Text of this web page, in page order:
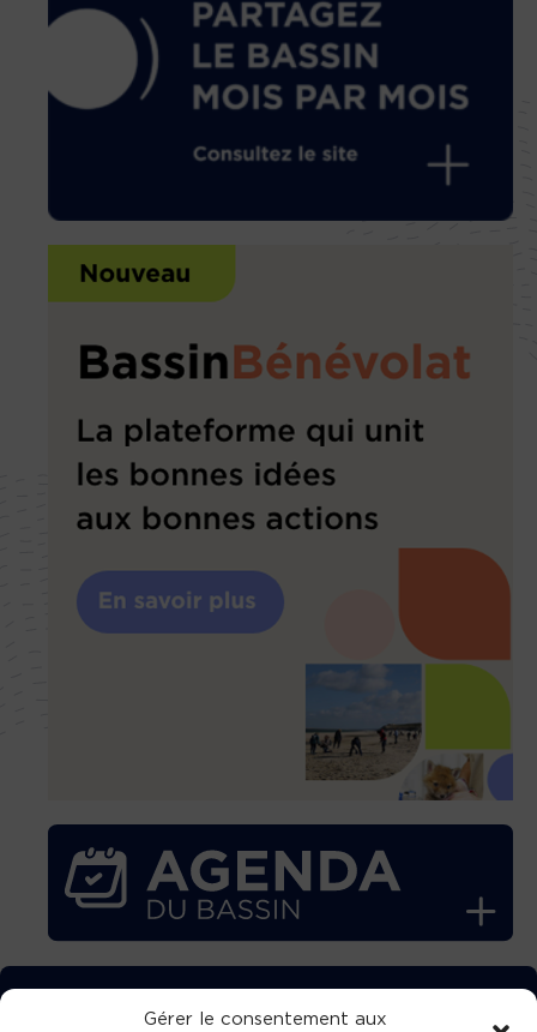
Gérer le consentement aux
TÉLÉCHARGEZ GRATUITEMENT